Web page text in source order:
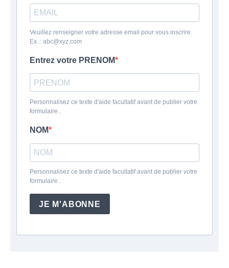
Veuillez renseigner votre adresse email pour vous inscrire.
Ex. : abc@xyz.com
Entrez votre PRENOM
Personnalisez ce texte d'aide facultatif avant de publier votre
formulaire..
NOM
Personnalisez ce texte d'aide facultatif avant de publier votre
formulaire..
JE M'ABONNE